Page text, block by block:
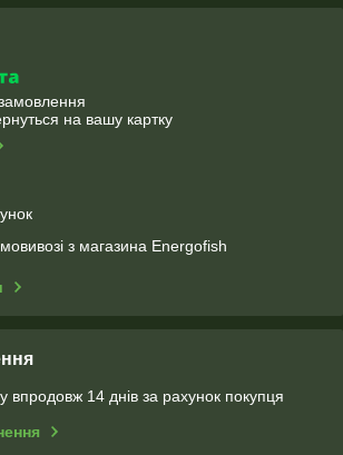
на вашу картку
з магазина Energofish
впродовж 14 днів за рахунок покупця